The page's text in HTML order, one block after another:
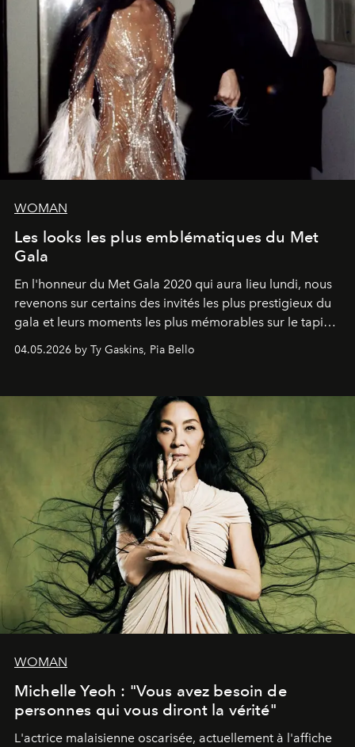
WOMAN
Les looks les plus emblématiques du Met
Gala
En l'honneur du Met Gala 2020 qui aura lieu lundi, nous
revenons sur certains des invités les plus prestigieux du
gala et leurs moments les plus mémorables sur le tapis
04.05.2026 by Ty Gaskins, Pia Bello
WOMAN
Michelle Yeoh : "Vous avez besoin de
personnes qui vous diront la vérité"
L'actrice malaisienne oscarisée, actuellement à l'affiche